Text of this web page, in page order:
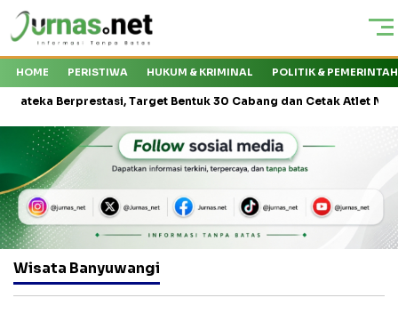
HOME PERISTIWA HUKUM & KRIMINAL POLITIK &
Target Bentuk 30 Cabang dan Cetak Atlet Nasional
Wisata Banyuwangi